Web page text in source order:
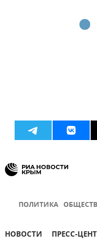
ПОЛИТИКА
НОВОСТИ ПРЕСС-